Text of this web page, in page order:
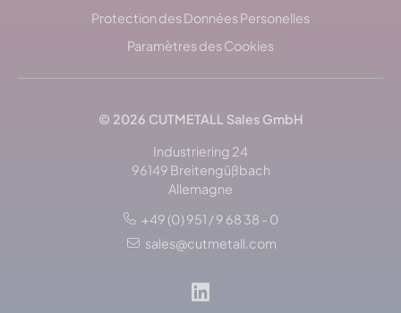
Protection des Données Personelles
Paramètres des Cookies
© 2026 CUTMETALL Sales GmbH
Industriering 24
96149 Breitengüßbach
Allemagne
+49 (0) 951 / 9 68 38 - 0
sales@cutmetall.com